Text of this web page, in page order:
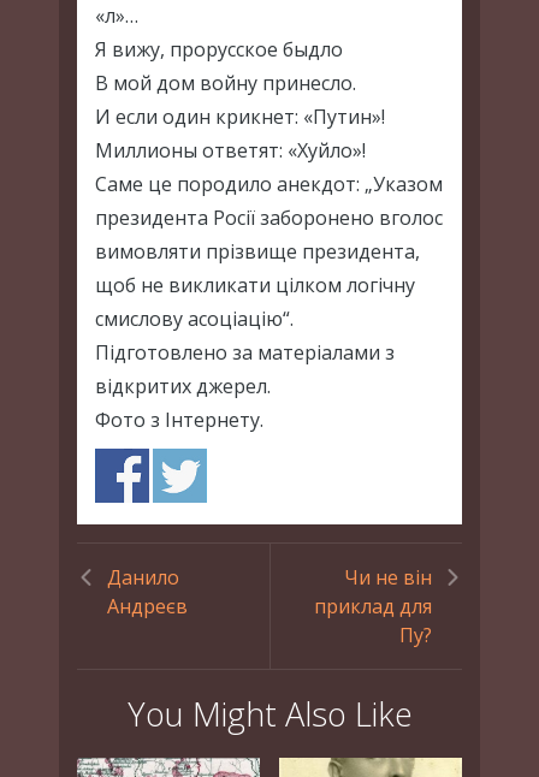
«л»…
Я вижу, прорусское быдло
В мой дом войну принесло.
И если один крикнет: «Путин»!
Миллионы ответят: «Хуйло»!
Саме це породило анекдот: „Указом
президента Росії заборонено вголос
вимовляти прізвище президента,
щоб не викликати цілком логічну
смислову асоціацію“.
Підготовлено за матеріалами з
відкритих джерел.
Фото з Інтернету.
Данило
Андреєв
Чи не він
приклад для
Пу?
You Might Also Like